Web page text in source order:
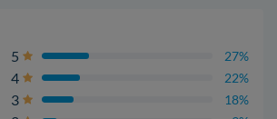
5 27%
4 22%
3 18%